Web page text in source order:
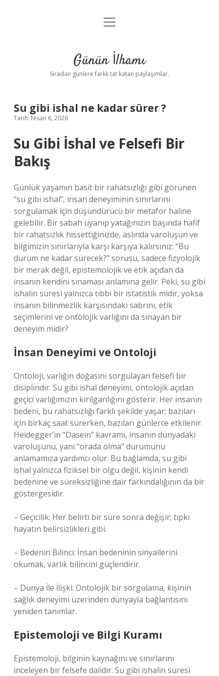
Anasayfa
Yasal Uyarı
menüyü
Günün İlhamı
Sıradan günlere farklı tat katan paylaşımlar.
Su gibi ishal ne kadar sürer ?
Tarih: Nisan 6, 2026
Su Gibi İshal ve Felsefi Bir
Bakış
Günlük yaşamın basit bir rahatsızlığı gibi görünen
“su gibi ishal”, insan deneyiminin sınırlarını
sorgulamak için düşündürücü bir metafor haline
gelebilir. Bir sabah uyanıp yatağınızın başında hafif
bir rahatsızlık hissettiğinizde, aslında varoluşun ve
bilgimizin sınırlarıyla karşı karşıya kalırsınız: “Bu
durum ne kadar sürecek?” sorusu, sadece fizyolojik
bir merak değil, epistemolojik ve etik açıdan da
insanın kendini sınaması anlamına gelir. Peki, su gibi
ishalin süresi yalnızca tıbbi bir istatistik midir, yoksa
insanın bilinmezlik karşısındaki sabrını, etik
seçimlerini ve ontolojik varlığını da sınayan bir
deneyim midir?
İnsan Deneyimi ve Ontoloji
Ontoloji, varlığın doğasını sorgulayan felsefi bir
disiplindir. Su gibi ishal deneyimi, ontolojik açıdan
geçici varlığımızın kırılganlığını gösterir. Her insanın
bedeni, bu rahatsızlığı farklı şekilde yaşar; bazıları
için birkaç saat sürerken, bazıları günlerce etkilenir.
Heidegger’in “Dasein” kavramı, insanın dünyadaki
varoluşunu, yani “orada olma” durumunu
anlamamıza yardımcı olur. Bu bağlamda, su gibi
ishal yalnızca fiziksel bir olgu değil, kişinin kendi
bedenine ve süreksizliğine dair farkındalığının da bir
göstergesidir.
– Geçicilik: Her belirti bir süre sonra değişir; tıpkı
hayatın belirsizlikleri gibi.
– Bedenin Bilinci: İnsan bedeninin sinyallerini
okumak, varlık bilincini güçlendirir.
– Dünya İle İlişki: Ontolojik bir sorgulama, kişinin
sağlık deneyimi üzerinden dünyayla bağlantısını
yeniden tanımlar.
Epistemoloji ve Bilgi Kuramı
Epistemoloji, bilginin kaynağını ve sınırlarını
inceleyen bir felsefe dalıdır. Su gibi ishalin süresi